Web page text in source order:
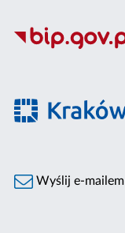
Wyślij e-mailem